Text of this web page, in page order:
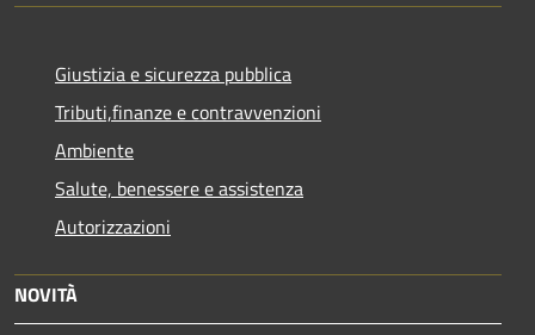
Giustizia e sicurezza pubblica
Tributi,finanze e contravvenzioni
Ambiente
Salute, benessere e assistenza
Autorizzazioni
NOVITÀ